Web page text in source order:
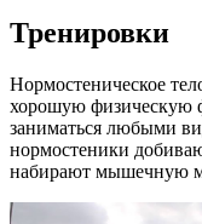
Тренировки
Нормостеническое
хорошую физическую
заниматься любыми
нормостеники
набирают мышечную